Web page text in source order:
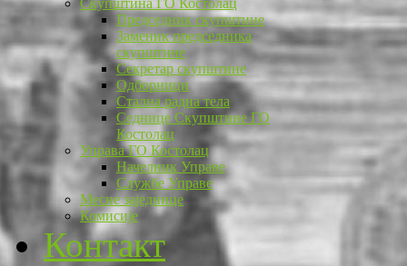
Скупштина ГО Костолац
Председник скупштине
Заменик председника
скупштине
Секретар скупштине
Одборници
Стална радна тела
Седнице Скупштине ГО
Костолац
Управа ГО Костолац
Начелник Управе
Службе Управе
Месне заједнице
Комисије
Контакт